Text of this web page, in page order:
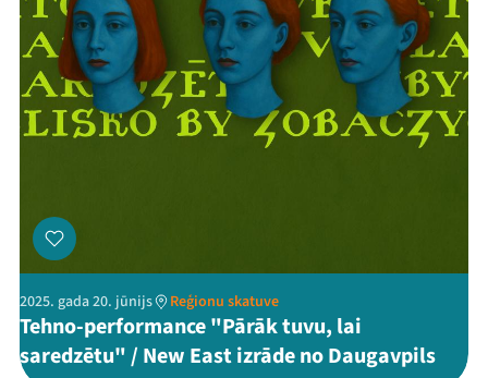
2025. gada 20. jūnijs Reģionu skatuve
Tehno-performance "Pārāk tuvu, lai
saredzētu" / New East izrāde no Daugavpils